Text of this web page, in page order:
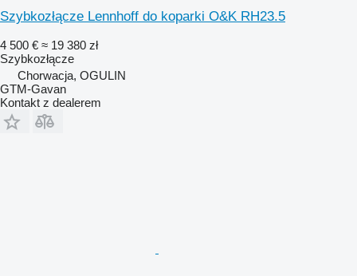
Szybkozłącze Lennhoff do koparki O&K RH23.5
4 500 € ≈ 19 380 zł
Szybkozłącze
Chorwacja, OGULIN
GTM-Gavan
Kontakt z dealerem